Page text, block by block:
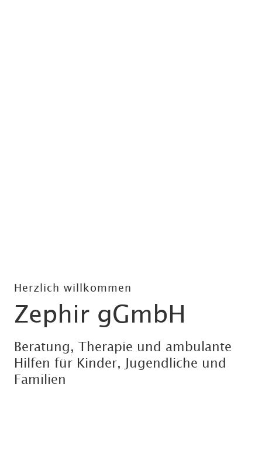
Herzlich willkommen
Zephir gGmbH
Beratung, Therapie und ambulante
Hilfen für Kinder, Jugendliche und
Familien